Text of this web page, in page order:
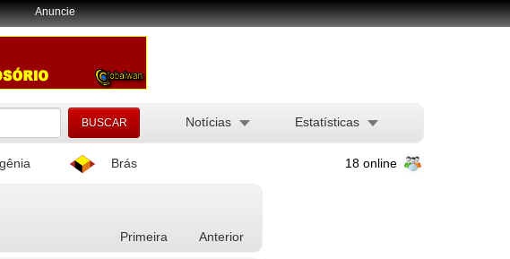
Anuncie
Estatísticas
Notícias
Brás
18 online
Primeira Anterior